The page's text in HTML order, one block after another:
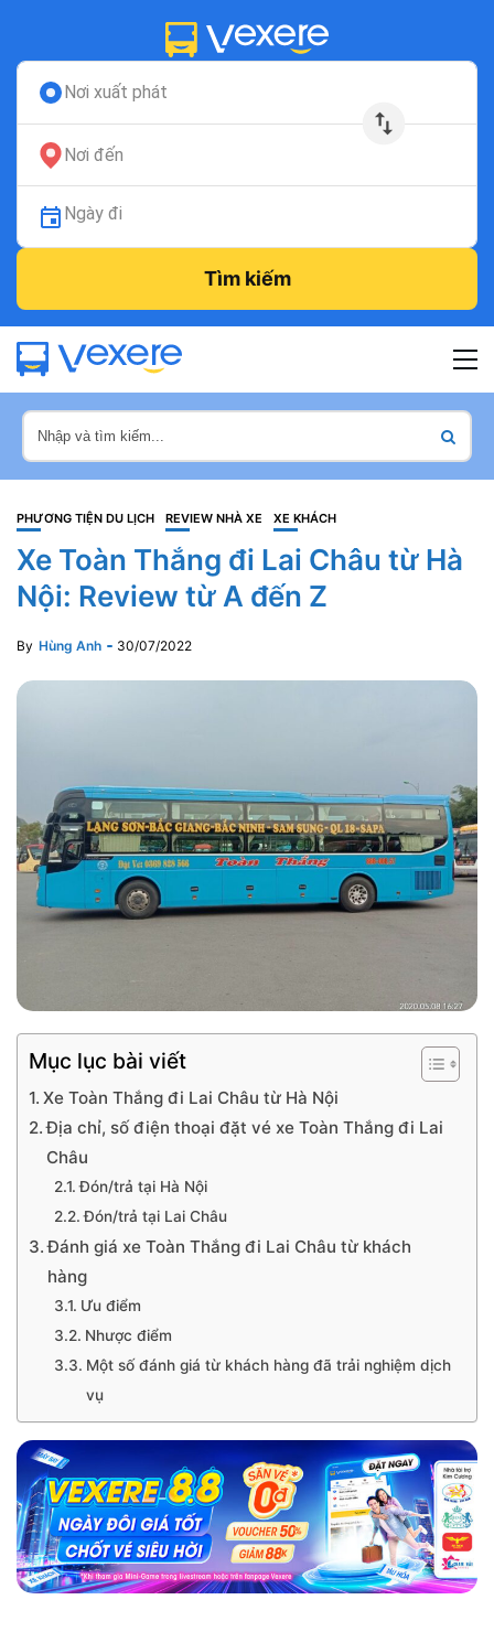
Nơi xuất phát
Nơi đến
Ngày đi
Tìm kiếm
PHƯƠNG TIỆN DU LỊCH REVIEW NHÀ XE XE KHÁCH
Xe Toàn Thắng đi Lai Châu từ Hà
Nội: Review từ A đến Z
By Hùng Anh 30/07/2022
Mục lục bài viết
Xe Toàn Thắng đi Lai Châu từ Hà Nội
Địa chỉ, số điện thoại đặt vé xe Toàn Thắng đi Lai
Châu
Đón/trả tại Hà Nội
Đón/trả tại Lai Châu
Đánh giá xe Toàn Thắng đi Lai Châu từ khách
hàng
Ưu điểm
Nhược điểm
Một số đánh giá từ khách hàng đã trải nghiệm dịch
vụ